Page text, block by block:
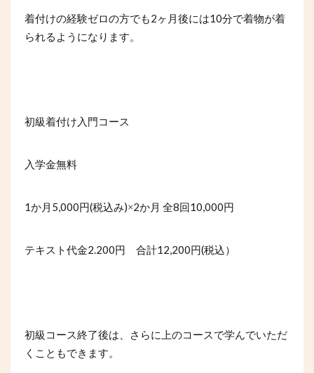
着付けの経験ゼロの方でも2ヶ月後には10分で着物が着
られるようになります。
初級着付け入門コース
入学金無料
1か月 5,000円(税込み)×2か月 全8回 10,000円
テキスト代金2.200円 合計12,200円(税込）
初級コース終了後は、さらに上のコースで学んでいただ
くこともできます。